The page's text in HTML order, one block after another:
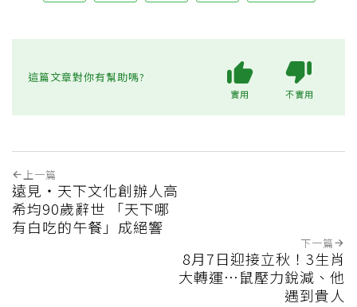
這篇文章對你有幫助嗎?
實用 不實用
上一篇
遠見‧天下文化創辦人高
希均90歲辭世 「天下哪
有白吃的午餐」成絕響
下一篇
8月7日迎接立秋！3生肖
大轉運…鼠壓力銳減、他
遇到貴人